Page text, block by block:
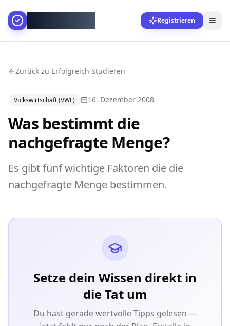
Registrieren
Zurück zu Erfolgreich Studieren
Volkswirtschaft (VWL) 16. Dezember 2008
Was bestimmt die
nachgefragte Menge?
Es gibt fünf wichtige Faktoren die die
nachgefragte Menge bestimmen.
Setze dein Wissen direkt in
die Tat um
Du hast gerade wertvolle Tipps gelesen —